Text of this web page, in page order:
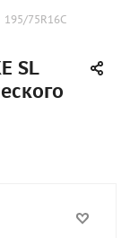
195/75R16C
SL